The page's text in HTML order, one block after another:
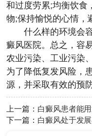
和过度劳累;均衡饮食
物;保持愉悦的心情，
什么样的环境会容
癜风医院。总之，容
农业污染、工业污染
为了降低复发风险，
源，并采取有效的预
上一篇： 白癜风患者能
下一篇： 白癜风处于发